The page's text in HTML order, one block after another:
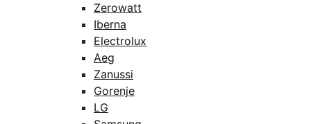
Zerowatt
Iberna
Electrolux
Aeg
Zanussi
Gorenje
LG